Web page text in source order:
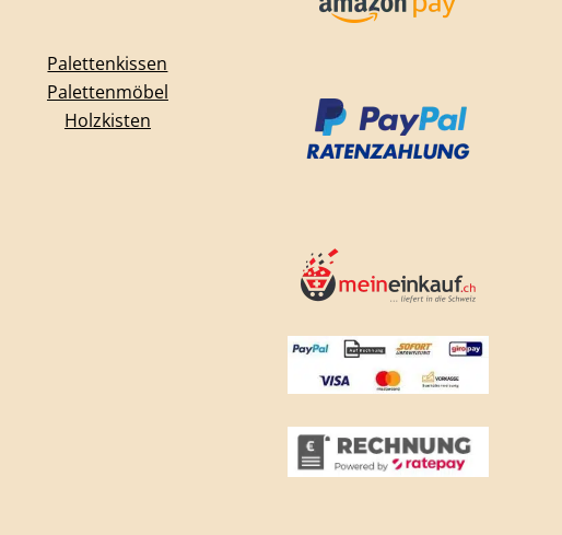
Palettenkissen
Palettenmöbel
Holzkisten